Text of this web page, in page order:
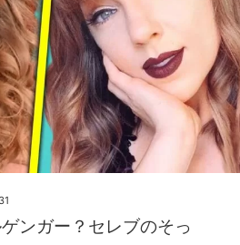
ンガー？セレブのそっ